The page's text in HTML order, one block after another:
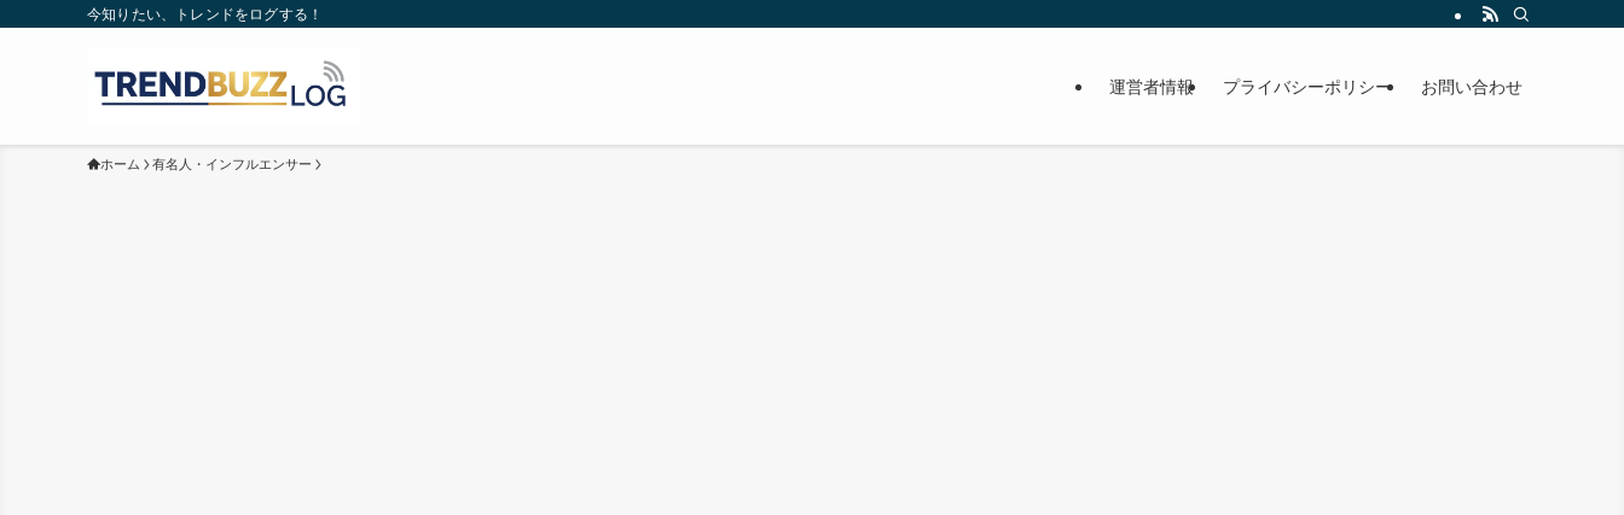
今知りたい、トレンドをログする！
運営者情報 プライバシーポリシー お問い合わせ
ホーム 有名人・インフルエンサー